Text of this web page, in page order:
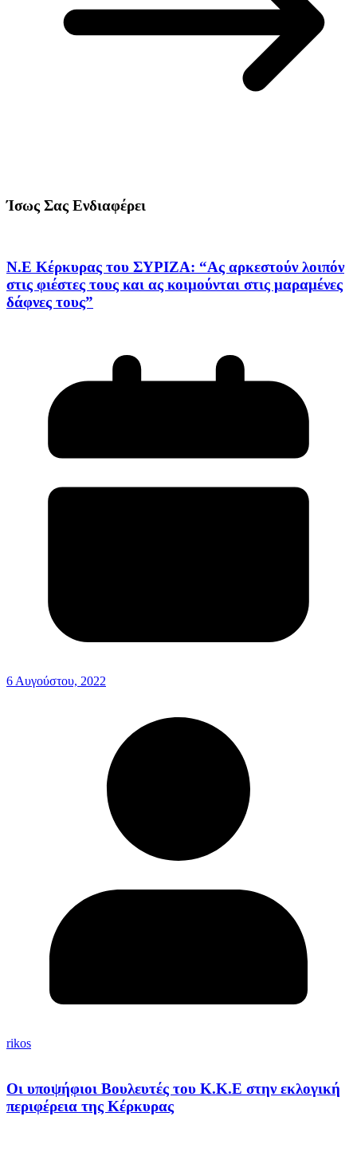
Ίσως Σας Ενδιαφέρει
Ν.Ε Κέρκυρας του ΣΥΡΙΖΑ: “Ας αρκεστούν λοιπόν
στις φιέστες τους και ας κοιμούνται στις μαραμένες
δάφνες τους”
6 Αυγούστου, 2022
rikos
Οι υποψήφιοι Βουλευτές του Κ.Κ.Ε στην εκλογική
περιφέρεια της Κέρκυρας